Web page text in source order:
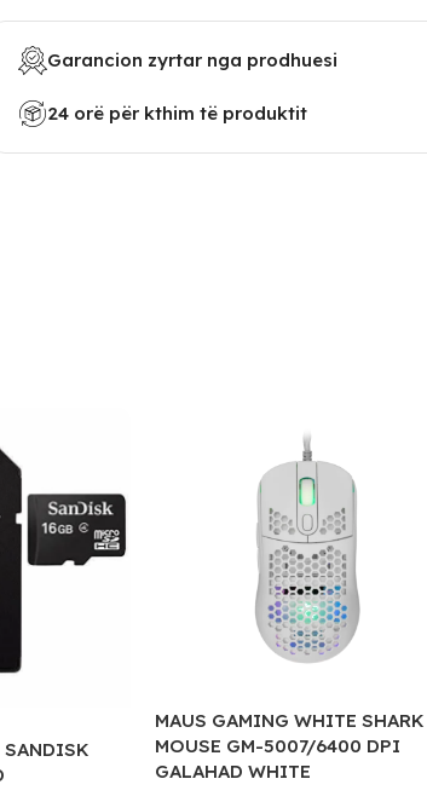
Garancion zyrtar nga prodhuesi
24 orë për kthim të produktit
SANDISK
MAUS GAMING WHITE SHARK
MOUSE GM-5007/6400 DPI
GALAHAD WHITE